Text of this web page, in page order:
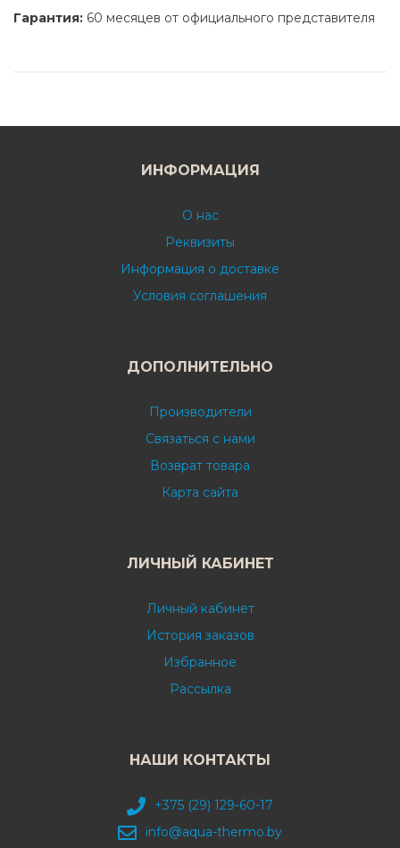
Гарантия: 60 месяцев от официального представителя
ИНФОРМАЦИЯ
О нас
Реквизиты
Информация о доставке
Условия соглашения
ДОПОЛНИТЕЛЬНО
Производители
Связаться с нами
Возврат товара
Карта сайта
ЛИЧНЫЙ КАБИНЕТ
Личный кабинет
История заказов
Избранное
Рассылка
НАШИ КОНТАКТЫ
+375 (29) 129-60-17
info@aqua-thermo.by